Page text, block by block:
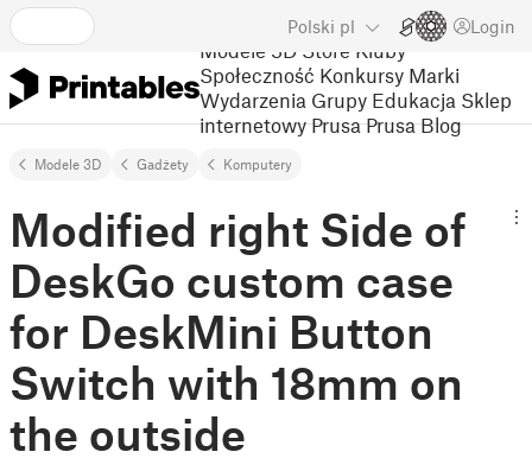
Polski pl Login
Modele 3D Store Kluby
Społeczność Konkursy Marki
Wydarzenia Grupy Edukacja Sklep
internetowy Prusa Prusa Blog
Modele 3D Gadżety Komputery
Modified right Side of
DeskGo custom case
for DeskMini Button
Switch with 18mm on
the outside